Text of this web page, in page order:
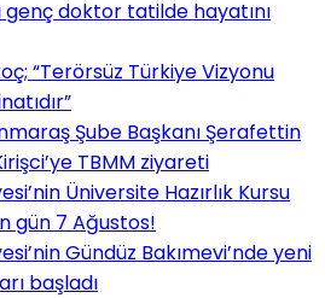
doktor tatilde hayatını
“Terörsüz Türkiye Vizyonu
Şube Başkanı Şerafettin
TBMM ziyareti
Üniversite Hazırlık Kursu
gün 7 Ağustos!
Gündüz Bakımevi’nde yeni
başladı